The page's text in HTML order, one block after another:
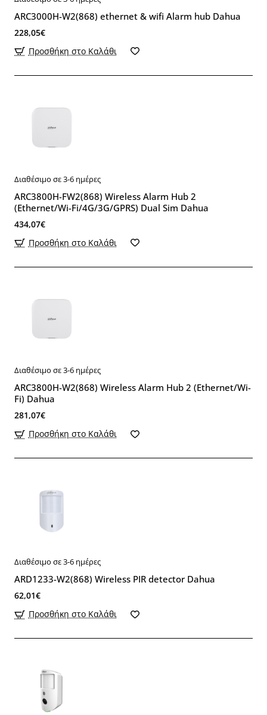
ARC3000H-W2(868) ethernet & wifi Alarm hub Dahua
228,05€
Προσθήκη στο Καλάθι
Διαθέσιμο σε 3-6 ημέρες
ARC3800H-FW2(868) Wireless Alarm Hub 2
(Ethernet/Wi-Fi/4G/3G/GPRS) Dual Sim Dahua
434,07€
Προσθήκη στο Καλάθι
Διαθέσιμο σε 3-6 ημέρες
ARC3800H-W2(868) Wireless Alarm Hub 2 (Ethernet/Wi-
Fi) Dahua
281,07€
Προσθήκη στο Καλάθι
Διαθέσιμο σε 3-6 ημέρες
ARD1233-W2(868) Wireless PIR detector Dahua
62,01€
Προσθήκη στο Καλάθι